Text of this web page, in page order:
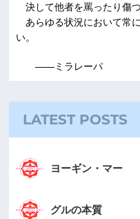
決して他者を罵ったり傷
あらゆる状況において常
い。
――ミラレーパ
LATEST POSTS
ヨーギン・マー
グルの本質